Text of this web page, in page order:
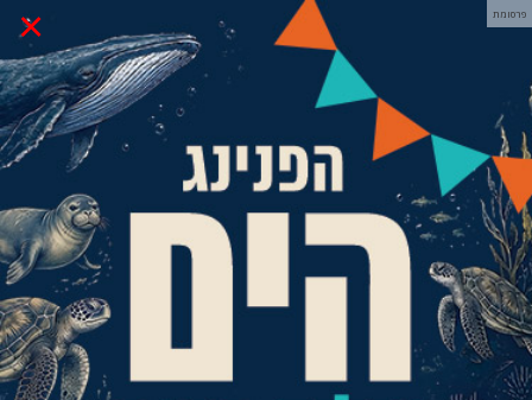
× פרסומת